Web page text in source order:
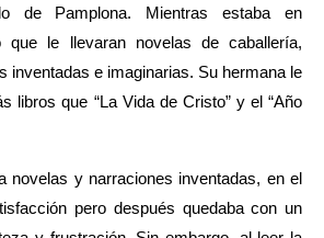
de Pamplona.
Mientras estaba en
que le llevaran novelas de caballería,
inventadas e imaginarias. Su hermana le
libros que “La Vida de Cristo” y el “Año
novelas y narraciones inventadas, en el
pero después quedaba con un